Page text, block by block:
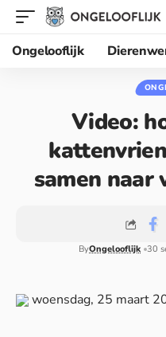
Ongelooflijk
Video:
samen naar
ByOngelooflijk 30
woensdag, 25 maart